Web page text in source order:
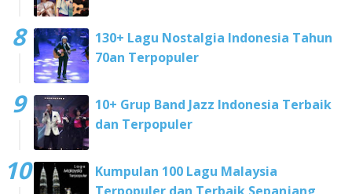
130+ Lagu Nostalgia Indonesia Tahun
70an Terpopuler
10+ Grup Band Jazz Indonesia Terbaik
dan Terpopuler
Kumpulan 100 Lagu Malaysia